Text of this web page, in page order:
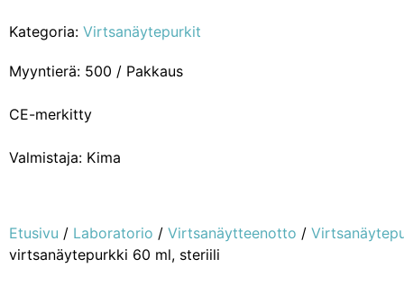
Kategoria: Virtsanäytepurkit
Myyntierä: 500 / Pakkaus
CE-merkitty
Valmistaja: Kima
Etusivu / Laboratorio / Virtsanäytteenotto /
virtsanäytepurkki 60 ml, steriili